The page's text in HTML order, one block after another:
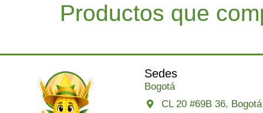
Productos que
Sedes
Bogotá
CL 20 #69B 36, Bogotá